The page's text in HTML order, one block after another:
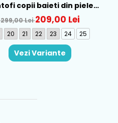
copii baieti din piele
Albastru - 262121-A556
299,00 Lei209,00 Lei
20 21 22 23 24 25
Vezi Variante